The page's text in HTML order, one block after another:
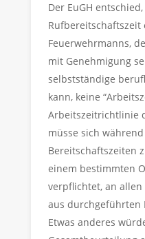
Der EuGH
Rufbereitschaftszeit
Feuerwehrmanns,
mit Genehmigung
selbstständige
kann, keine
Arbeitszeitrichtlinie
müsse sich
Bereitschaftszeiten
einem bestimmten
verpflichtet, an
aus durchgeführten
Etwas anderes